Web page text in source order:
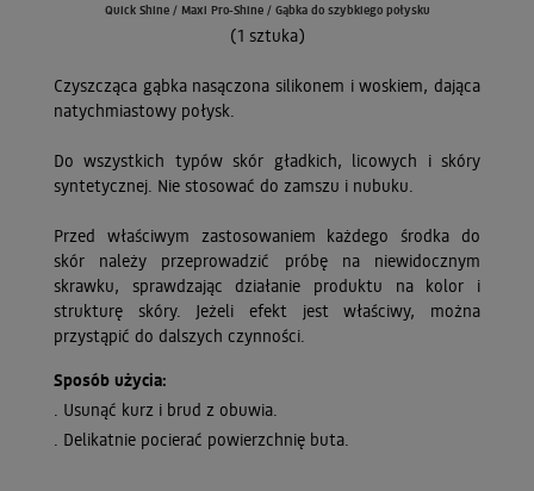
Quick Shine / Maxi Pro-Shine / Gąbka do szybkiego połysku
(1 sztuka)
Czyszcząca gąbka nasączona silikonem i woskiem, dająca
natychmiastowy połysk.
Do wszystkich typów skór gładkich, licowych i skóry
syntetycznej. Nie stosować do zamszu i nubuku.
Przed właściwym zastosowaniem każdego środka do
skór należy przeprowadzić próbę na niewidocznym
skrawku, sprawdzając działanie produktu na kolor i
strukturę skóry. Jeżeli efekt jest właściwy, można
przystąpić do dalszych czynności.
Sposób użycia:
. Usunąć kurz i brud z obuwia.
. Delikatnie pocierać powierzchnię buta.